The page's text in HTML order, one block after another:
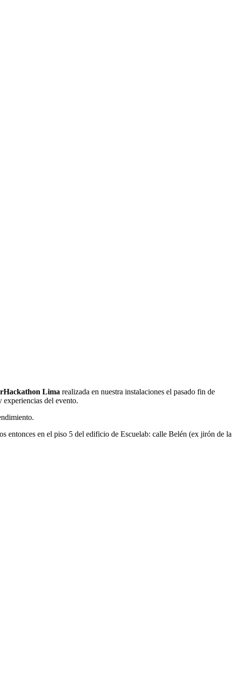
Lima realizada en nuestra instalaciones el pasado fin de
experiencias del evento.
entonces en el piso 5 del edificio de Escuelab: calle Belén (ex jirón de la